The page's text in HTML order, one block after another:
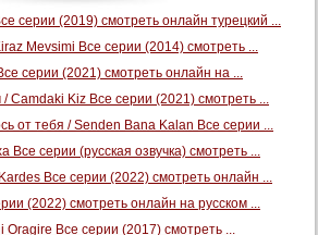
серии (2019) смотреть онлайн турецкий ...
Mevsimi Все серии (2014) смотреть ...
серии (2021) смотреть онлайн на ...
Camdaki Kiz Все серии (2021) смотреть ...
от тебя / Senden Bana Kalan Все серии ...
Все серии (русская озвучка) смотреть ...
Все серии (2022) смотреть онлайн ...
(2022) смотреть онлайн на русском ...
Oragire Все серии (2017) смотреть ...